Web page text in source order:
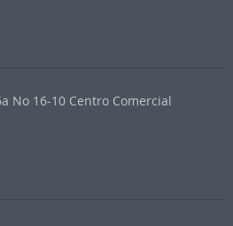
No 16-10 Centro Comercial